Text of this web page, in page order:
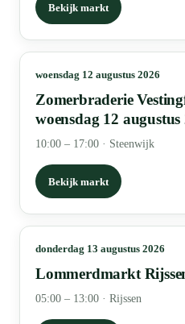
Bekijk markt
woensdag 12 augustus 2026
Zomerbraderie
woensdag 12 augustus
10:00 – 17:00 · Steenwijk
Bekijk markt
donderdag 13 augustus 2026
Lommerdmarkt
05:00 – 13:00 · Rijssen